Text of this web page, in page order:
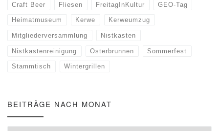
Craft Beer Fliesen FreitagInKultur GEO-Tag
Heimatmuseum Kerwe Kerweumzug
Mitgliederversammlung Nistkasten
Nistkastenreinigung Osterbrunnen Sommerfest
Stammtisch Wintergrillen
BEITRÄGE NACH MONAT